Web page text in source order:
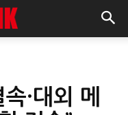
·대외 메